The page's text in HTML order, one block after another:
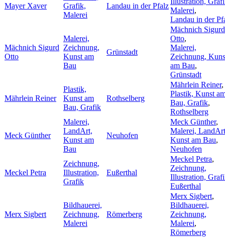
Mayer Xaver
Grafik,
Malerei
Landau in der Pfalz
Malerei,
Landau in der
Mächnich Sigurd
Otto
Malerei,
Zeichnung,
Kunst am
Bau
Grünstadt
Mächnich Sigurd
Otto,
Malerei,
Zeichnung,
am Bau,
Grünstadt
Mährlein Reiner
Plastik,
Kunst am
Bau, Grafik
Rothselberg
Mährlein Reiner,
Plastik, Kunst
Bau, Grafik,
Rothselberg
Meck Günther
Malerei,
LandArt,
Kunst am
Bau
Neuhofen
Meck Günther,
Malerei,
Kunst am Bau,
Neuhofen
Meckel Petra
Zeichnung,
Illustration,
Grafik
Eußerthal
Meckel Petra,
Zeichnung,
Illustration,
Eußerthal
Merx Sigbert
Bildhauerei,
Zeichnung,
Malerei
Römerberg
Merx Sigbert,
Bildhauerei,
Zeichnung,
Malerei,
Römerberg